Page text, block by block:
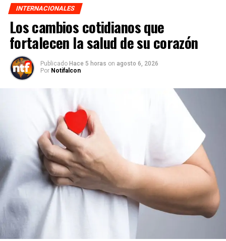
INTERNACIONALES
Los cambios cotidianos que
fortalecen la salud de su corazón
Publicado Hace 5 horas on agosto 6, 2026
Por Notifalcon